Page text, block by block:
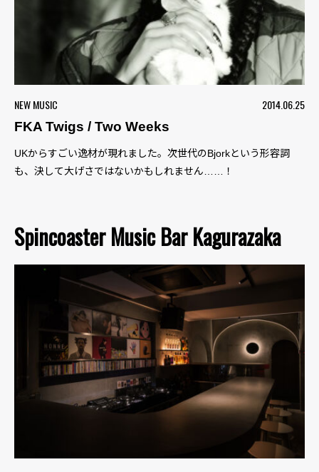
NEW MUSIC
2014.06.25
FKA Twigs / Two Weeks
UKからすごい逸材が現れました。次世代のBjorkという形容詞
も、決して大げさではないかもしれません……！
Spincoaster Music Bar Kagurazaka